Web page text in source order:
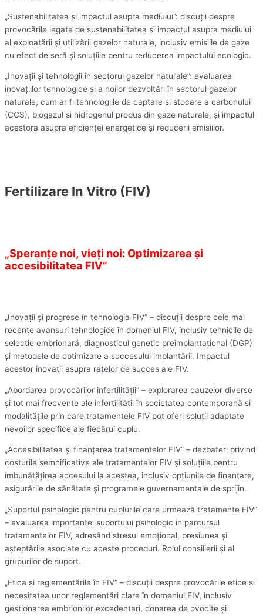
„Sustenabilitatea și impactul asupra mediului”: discuții despre
provocările legate de sustenabilitatea și impactul asupra mediului
al exploatării și utilizării gazelor naturale, inclusiv emisiile de gaze
cu efect de seră și soluțiile pentru reducerea impactului ecologic.
„Inovații și tehnologii în sectorul gazelor naturale”: evaluarea
inovațiilor tehnologice și a noilor dezvoltări în sectorul gazelor
naturale, cum ar fi tehnologiile de captare și stocare a carbonului
(CCS), biogazul și hidrogenul produs din gaze naturale, și impactul
acestora asupra eficienței energetice și reducerii emisiilor.
Fertilizare In Vitro (FIV)
„Speranțe noi, vieți noi: Optimizarea și
accesibilitatea FIV”
„Inovații și progrese în tehnologia FIV” – discuții despre cele mai
recente avansuri tehnologice în domeniul FIV, inclusiv tehnicile de
selecție embrionară, diagnosticul genetic preimplantațional (DGP)
și metodele de optimizare a succesului implantării. Impactul
acestor inovații asupra ratelor de succes ale FIV.
„Abordarea provocărilor infertilității” – explorarea cauzelor diverse
și tot mai frecvente ale infertilității în societatea contemporană și
modalitățile prin care tratamentele FIV pot oferi soluții adaptate
nevoilor specifice ale fiecărui cuplu.
„Accesibilitatea și finanțarea tratamentelor FIV” – dezbateri privind
costurile semnificative ale tratamentelor FIV și soluțiile pentru
îmbunătățirea accesului la acestea, inclusiv opțiunile de finanțare,
asigurările de sănătate și programele guvernamentale de sprijin.
„Suportul psihologic pentru cuplurile care urmează tratamente FIV”
– evaluarea importanței suportului psihologic în parcursul
tratamentelor FIV, adresând stresul emoțional, presiunea și
așteptările asociate cu aceste proceduri. Rolul consilierii și al
grupurilor de suport.
„Etica și reglementările în FIV” – discuții despre provocările etice și
necesitatea unor reglementări clare în domeniul FIV, inclusiv
gestionarea embrionilor excedentari, donarea de ovocite și